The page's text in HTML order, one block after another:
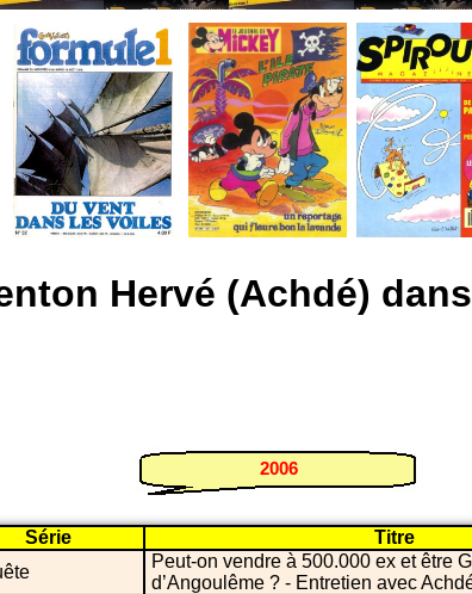
Hervé (Achdé)
2006
Série Titre
Peut-on vendre à 500.000 ex et être
d’Angoulême ? - Entretien avec